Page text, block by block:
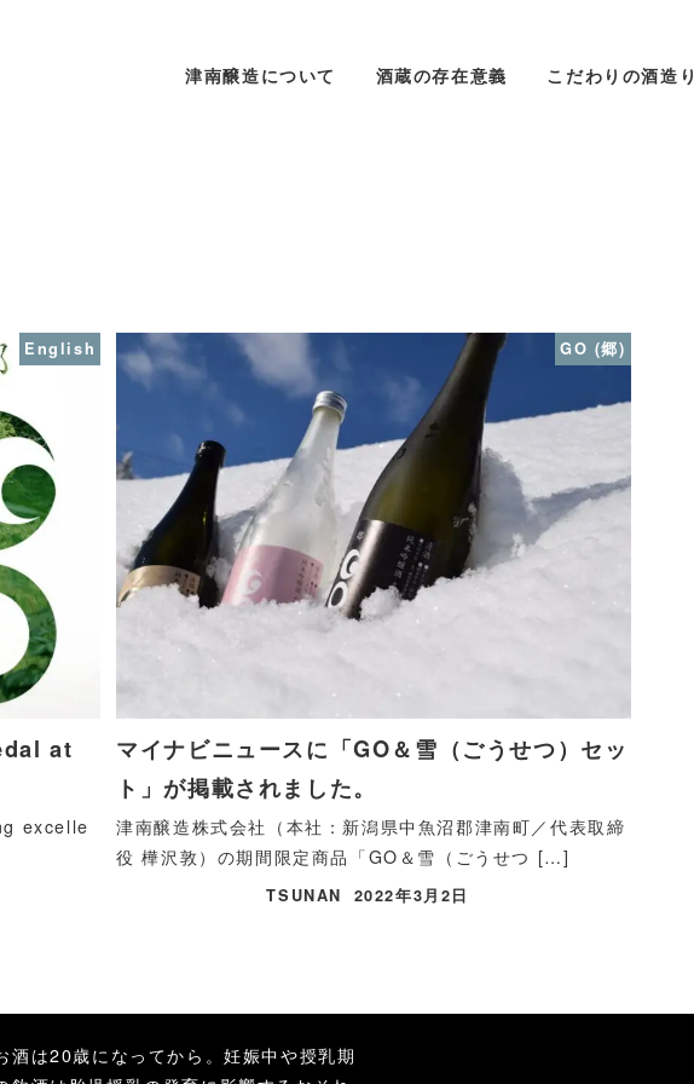
津南醸造について 酒蔵の存在意義 こだわりの酒造り
English
at
excelle
GO (郷)
マイナビニュースに「GO＆雪（ごうせつ）セッ
ト」が掲載されました。
津南醸造株式会社（本社：新潟県中魚沼郡津南町／代表取締
役 樺沢敦）の期間限定商品「GO＆雪（ごうせつ […]
TSUNAN 2022年3月2日
酒は20歳になってから。妊娠中や授乳期